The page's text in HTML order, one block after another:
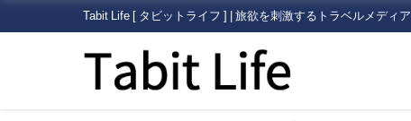
Tabit Life [ タビットライフ ] | 旅欲を刺激するトラベルメディア